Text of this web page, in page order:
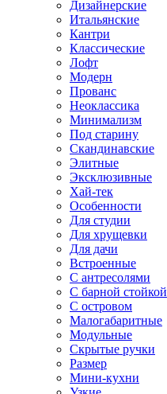
Дизайнерские
Итальянские
Кантри
Классические
Лофт
Модерн
Прованс
Неоклассика
Минимализм
Под старину
Скандинавские
Элитные
Эксклюзивные
Хай-тек
Особенности
Для студии
Для хрущевки
Для дачи
Встроенные
С антресолями
С барной стойкой
С островом
Малогабаритные
Модульные
Скрытые ручки
Размер
Мини-кухни